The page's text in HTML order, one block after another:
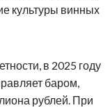
культуры винных
в 2025 году
баром,
рублей. При